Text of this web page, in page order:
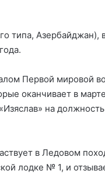
типа, Азербайджан),
Первой мировой
оканчивает в
на должность
в Ледовом
лодке № 1, и